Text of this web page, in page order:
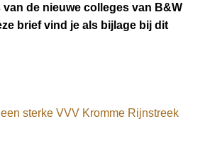
de nieuwe colleges van B&W
brief vind je als bijlage bij dit
sterke VVV Kromme Rijnstreek